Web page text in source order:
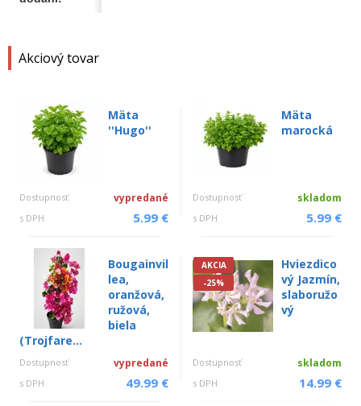
Akciový tovar
Mäta
''Hugo''
Dostupnosť vypredané
s DPH 5.99 €
Mäta
marocká
Dostupnosť skladom
s DPH 5.99 €
Bougainvil
lea,
oranžová,
ružová,
biela
(Trojfare...
Dostupnosť vypredané
s DPH 49.99 €
AKCIA
-25%
Hviezdico
vý Jazmín,
slaboružo
vý
Dostupnosť skladom
s DPH 14.99 €